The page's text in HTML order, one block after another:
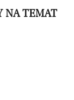
NA TEMAT